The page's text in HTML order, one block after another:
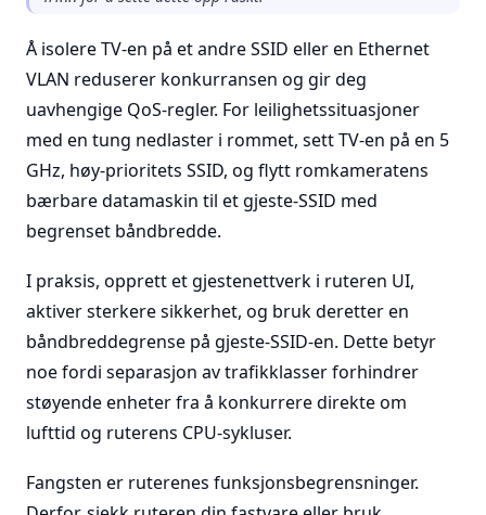
Å isolere TV-en på et andre SSID eller en Ethernet
VLAN reduserer konkurransen og gir deg
uavhengige QoS-regler. For leilighetssituasjoner
med en tung nedlaster i rommet, sett TV-en på en 5
GHz, høy-prioritets SSID, og flytt romkameratens
bærbare datamaskin til et gjeste-SSID med
begrenset båndbredde.
I praksis, opprett et gjestenettverk i ruteren UI,
aktiver sterkere sikkerhet, og bruk deretter en
båndbreddegrense på gjeste-SSID-en. Dette betyr
noe fordi separasjon av trafikklasser forhindrer
støyende enheter fra å konkurrere direkte om
lufttid og ruterens CPU-sykluser.
Fangsten er ruterenes funksjonsbegrensninger.